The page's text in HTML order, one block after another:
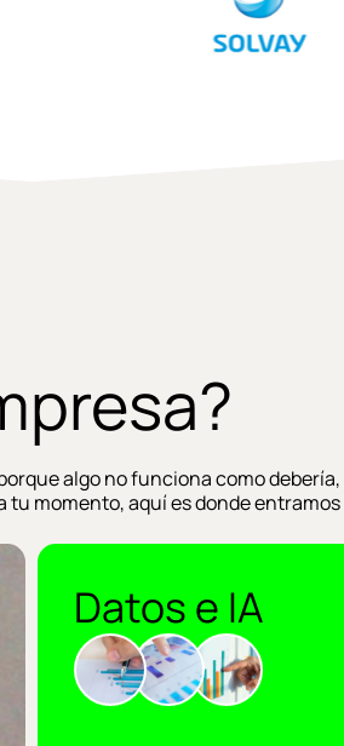
algo no funciona como
tu momento, aquí es donde
Datos e IA